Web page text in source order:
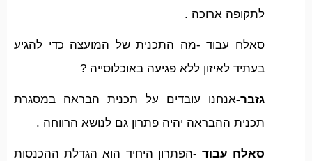
לתקופה ארוכה .
סאלח עבוד -מה התכנית של המועצה כדי להגיע
בעתיד לאיזון ללא פגיעה באוכלוסייה ?
גזבר-אנחנו עובדים על תכנית הבראה במסגרת
תכנית ההבראה יהיה פתרון גם לנושא הרווחה .
סאלח עבוד -הפתרון היחיד הוא הגדלת ההכנסות